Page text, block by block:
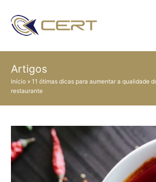
Artigos
Início »11 ótimas dicas para aumentar a qualidade
restaurante